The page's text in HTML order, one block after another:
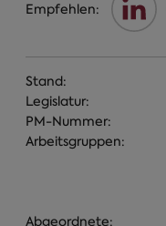
Empfehlen:
Stand:
Legislatur:
PM-Nummer:
Arbeitsgruppen:
Abgeordnete: